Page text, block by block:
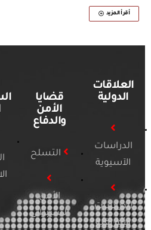
أقرأ المزيد
العلاقات
الدولية
الدراسات
الآسيوية
الدراسات
الأفريقية
قضايا
الأمن
والدفاع
التسلح
الأمن
السيبراني